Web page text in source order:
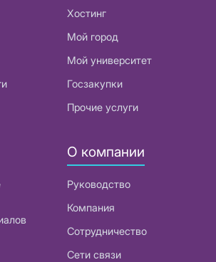
Хостинг
Мой город
Мой университет
Госзакупки
Прочие услуги
О компании
Руководство
Компания
Сотрудничество
Сети связи